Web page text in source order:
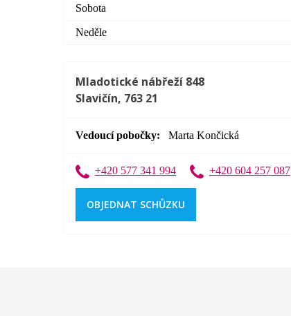
Sobota
Neděle
Mladotické nábřeží 848
Slavičín, 763 21
Vedoucí pobočky Marta Končická
+420 577 341 994 +420 604 257 087
OBJEDNAT SCHŮZKU